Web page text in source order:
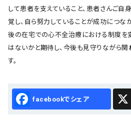
して患者を支えていること、患者さんご自
覚し、自ら努力していることが成功につな
後の在宅での心不全治療における制度を
はないかと期待し、今後も見守りながら関
す。
Facebook X